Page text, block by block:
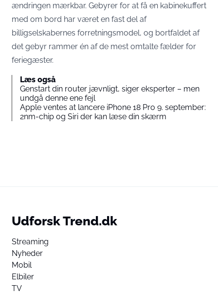
ændringen mærkbar. Gebyrer for at få en kabinekuffert
med om bord har været en fast del af
billigselskabernes forretningsmodel, og bortfaldet af
det gebyr rammer én af de mest omtalte fælder for
feriegæster.
Læs også
Genstart din router jævnligt, siger eksperter – men
undgå denne ene fejl
Apple ventes at lancere iPhone 18 Pro 9. september:
2nm-chip og Siri der kan læse din skærm
Udforsk Trend.dk
Streaming
Nyheder
Mobil
Elbiler
TV